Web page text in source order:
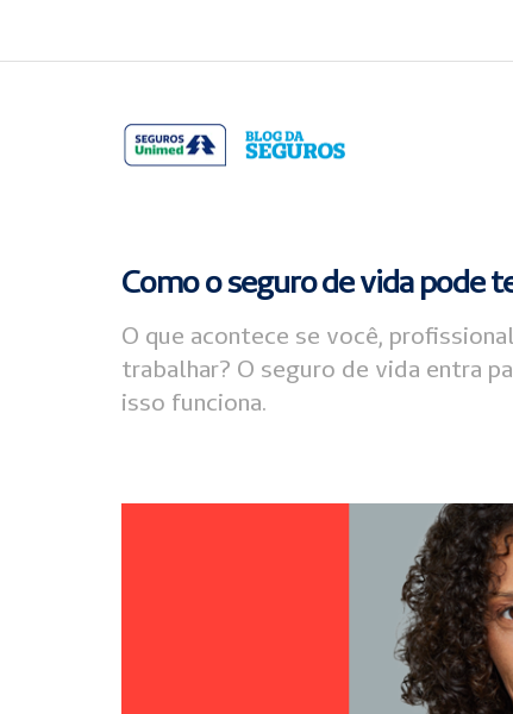
Como o seguro de vida pode
O que acontece se você,
trabalhar? O seguro de vida entra
isso funciona.